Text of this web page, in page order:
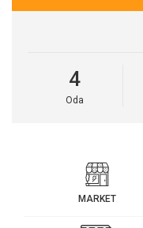
4
Oda
MARKET